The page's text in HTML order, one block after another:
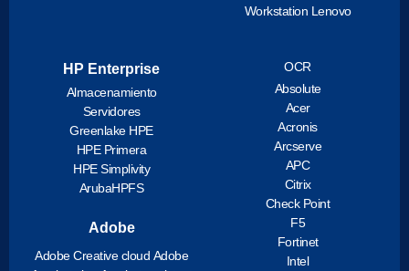
Workstation Lenovo
HP Enterprise
Almacenamiento
Servidores
Greenlake HPE
HPE Primera
HPE Simplivity
ArubaHPFS
Adobe
Adobe Creative cloud Adobe
OCR
Absolute
Acer
Acronis
Arcserve
APC
Citrix
Check Point
F5
Fortinet
Intel